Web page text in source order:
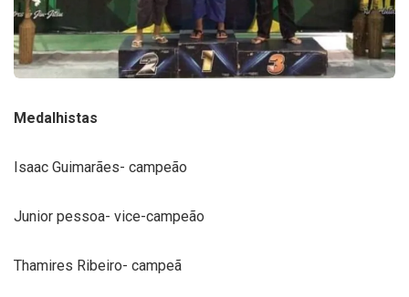
Medalhistas
Isaac Guimarães- campeão
Junior pessoa- vice-campeão
Thamires Ribeiro- campeã